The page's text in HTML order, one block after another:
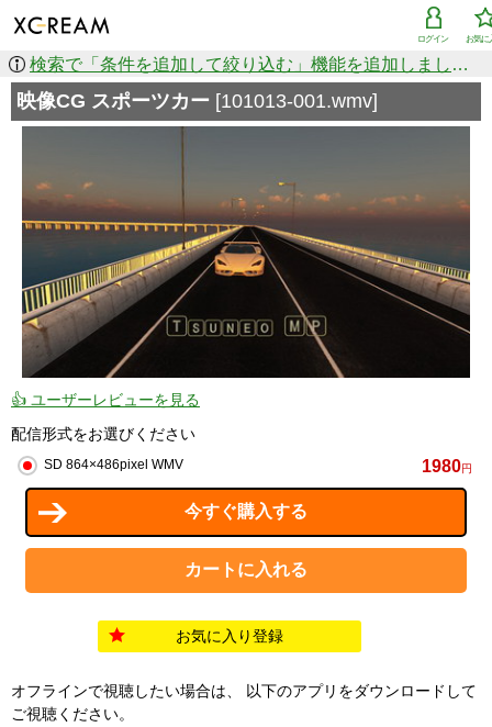
お気に
ログイン
検索で「条件を追加して絞り込む」機能を追加しました！
映像CG スポーツカー [101013-001.wmv]
👍 ユーザーレビューを見る
配信形式をお選びください
SD 864×486pixel WMV 1980円
お気に入り登録
オフラインで視聴したい場合は、 以下のアプリをダウンロードして
ご視聴ください。